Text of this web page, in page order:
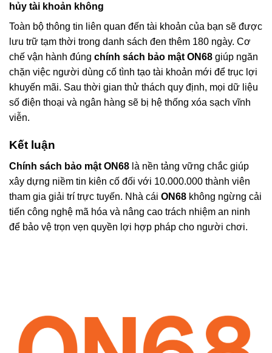
hủy tài khoản không
Toàn bộ thông tin liên quan đến tài khoản của bạn sẽ được
lưu trữ tạm thời trong danh sách đen thêm 180 ngày. Cơ
chế vận hành đúng chính sách bảo mật ON68 giúp ngăn
chặn việc người dùng cố tình tạo tài khoản mới để trục lợi
khuyến mãi. Sau thời gian thử thách quy định, mọi dữ liệu
số điện thoại và ngân hàng sẽ bị hệ thống xóa sạch vĩnh
viễn.
Kết luận
Chính sách bảo mật ON68 là nền tảng vững chắc giúp
xây dựng niềm tin kiên cố đối với 10.000.000 thành viên
tham gia giải trí trực tuyến. Nhà cái ON68 không ngừng cải
tiến công nghệ mã hóa và nâng cao trách nhiệm an ninh
để bảo vệ trọn vẹn quyền lợi hợp pháp cho người chơi.